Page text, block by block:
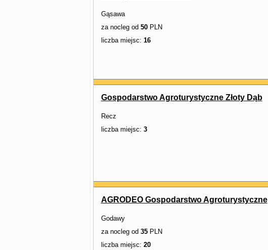
Gąsawa
za nocleg od 50PLN
liczba miejsc: 16
Gospodarstwo Agroturystyczne Złoty Dąb
Recz
liczba miejsc: 3
AGRODEO Gospodarstwo Agroturystyczne
Godawy
za nocleg od 35PLN
liczba miejsc: 20